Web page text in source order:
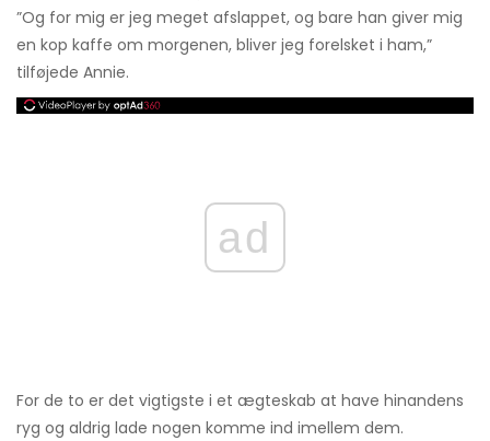
”Og for mig er jeg meget afslappet, og bare han giver mig
en kop kaffe om morgenen, bliver jeg forelsket i ham,”
tilføjede Annie.
ad
For de to er det vigtigste i et ægteskab at have hinandens
ryg og aldrig lade nogen komme ind imellem dem.